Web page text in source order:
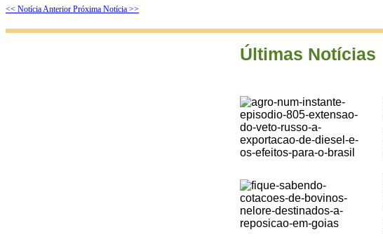
<< Notícia Anterior Próxima Notícia >>
Últimas Notícias